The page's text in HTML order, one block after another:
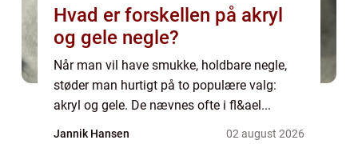
Hvad er forskellen på akryl
og gele negle?
Når man vil have smukke, holdbare negle,
støder man hurtigt på to populære valg:
akryl og gele. De nævnes ofte i fl&ael...
Jannik Hansen 02 august 2026